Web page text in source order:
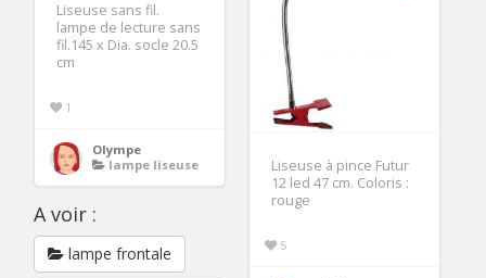
Liseuse sans fil.
lampe de lecture sans
fil.145 x Dia. socle 20.5
cm
1
Olympe
lampe liseuse
Liseuse à pince Futur
12 led 47 cm. Coloris :
rouge
5
A voir :
lampe frontale